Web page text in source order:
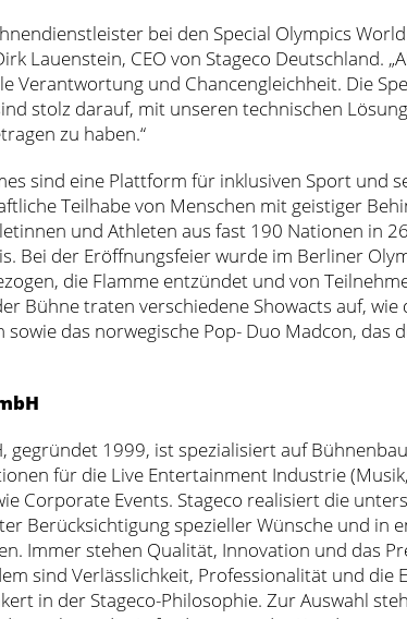
bei den Special Olympics
Lauenstein, CEO von Stageco Deutschland.
Verantwortung und Chancengleichheit. Die
stolz darauf, mit unseren technischen
zu haben.“
sind eine Plattform für inklusiven Sport und
Teilhabe von Menschen mit geistiger
und Athleten aus fast 190 Nationen in
Bei der Eröffnungsfeier wurde im Berliner
die Flamme entzündet und von
Bühne traten verschiedene Showacts auf, wie
das norwegische Pop- Duo Madcon, das
gegründet 1999, ist spezialisiert auf
für die Live Entertainment Industrie
Corporate Events. Stageco realisiert die
Berücksichtigung spezieller Wünsche und in
Immer stehen Qualität, Innovation und das
sind Verlässlichkeit, Professionalität und die
in der Stageco-Philosophie. Zur Auswahl